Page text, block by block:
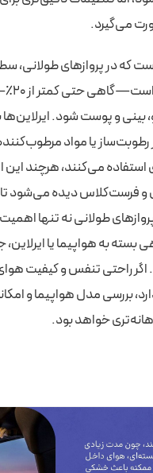
می‌گیرد.
که در پروازهای طولانی،
و پوست شود. ایرلاین‌ها
یا مواد
می‌کنند، هرچند این
فرست‌کلاس دیده می‌شود تا
طولانی نه تنها
بسته به هواپیما یا
اگر راحتی تنفس و کیفیت
بررسی مدل هواپیما و
خواهد بود.